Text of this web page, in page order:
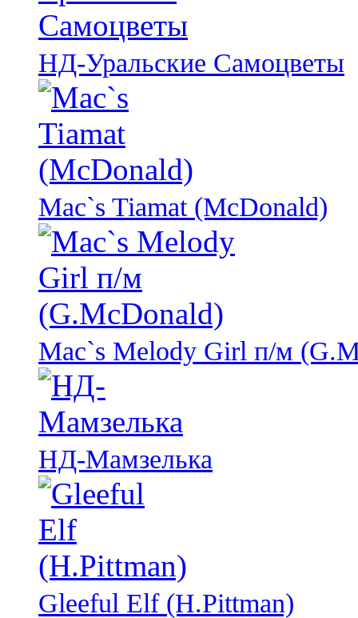
НД-Уральские Самоцветы
Mac`s Tiamat (McDonald)
Mac`s Melody Girl п/м
НД-Мамзелька
Gleeful Elf (H.Pittman)